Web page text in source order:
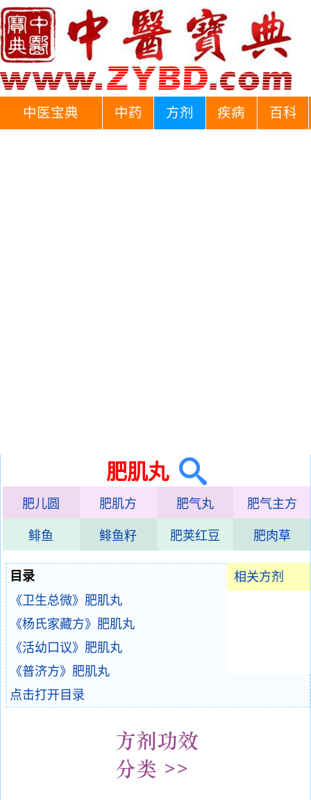
中医宝典 中药 方剂 疾病 百科
肥肌丸
肥儿圆 肥肌方 肥气丸 肥气主方
鲱鱼 鲱鱼籽 肥荚红豆 肥肉草
相关方剂
目录
《卫生总微》肥肌丸
《杨氏家藏方》肥肌丸
《活幼口议》肥肌丸
《普济方》肥肌丸
点击打开目录